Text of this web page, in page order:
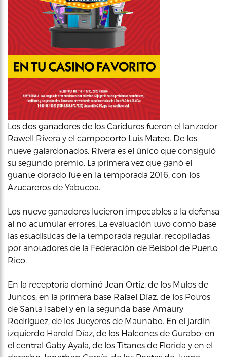
Los dos ganadores de los Cariduros fueron el lanzador
Rawell Rivera y el campocorto Luis Mateo. De los
nueve galardonados, Rivera es el único que consiguió
su segundo premio. La primera vez que ganó el
guante dorado fue en la temporada 2016, con los
Azucareros de Yabucoa.
Los nueve ganadores lucieron impecables a la defensa
al no acumular errores. La evaluación tuvo como base
las estadísticas de la temporada regular, recopiladas
por anotadores de la Federación de Beisbol de Puerto
Rico.
En la receptoría dominó Jean Ortiz, de los Mulos de
Juncos; en la primera base Rafael Díaz, de los Potros
de Santa Isabel y en la segunda base Amaury
Rodríguez, de los Jueyeros de Maunabo. En el jardín
izquierdo Harold Díaz, de los Halcones de Gurabo; en
el central Gaby Ayala, de los Titanes de Florida y en el